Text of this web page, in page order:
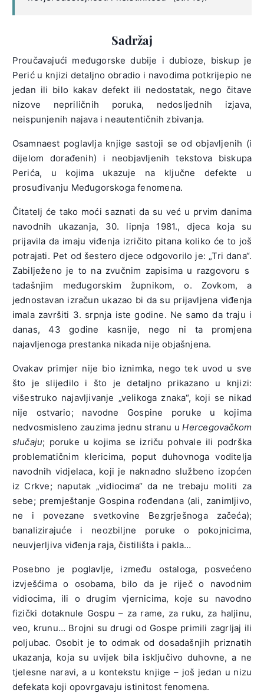
Sadržaj
Proučavajući međugorske dubije i dubioze, biskup je
Perić u knjizi detaljno obradio i navodima potkrijepio ne
jedan ili bilo kakav defekt ili nedostatak, nego čitave
nizove nepriličnih poruka, nedosljednih izjava,
neispunjenih najava i neautentičnih zbivanja.
Osamnaest poglavlja knjige sastoji se od objavljenih (i
dijelom dorađenih) i neobjavljenih tekstova biskupa
Perića, u kojima ukazuje na ključne defekte u
prosuđivanju Međugorskoga fenomena.
Čitatelj će tako moći saznati da su već u prvim danima
navodnih ukazanja, 30. lipnja 1981., djeca koja su
prijavila da imaju viđenja izričito pitana koliko će to još
potrajati. Pet od šestero djece odgovorilo je: „Tri dana“.
Zabilježeno je to na zvučnim zapisima u razgovoru s
tadašnjim međugorskim župnikom, o. Zovkom, a
jednostavan izračun ukazao bi da su prijavljena viđenja
imala završiti 3. srpnja iste godine. Ne samo da traju i
danas, 43 godine kasnije, nego ni ta promjena
najavljenoga prestanka nikada nije objašnjena.
Ovakav primjer nije bio iznimka, nego tek uvod u sve
što je slijedilo i što je detaljno prikazano u knjizi:
višestruko najavljivanje „velikoga znaka“, koji se nikad
nije ostvario; navodne Gospine poruke u kojima
nedvosmisleno zauzima jednu stranu uHercegovačkom
slučaju; poruke u kojima se izriču pohvale ili podrška
problematičnim klericima, poput duhovnoga voditelja
navodnih vidjelaca, koji je naknadno službeno izopćen
iz Crkve; naputak „vidiocima“ da ne trebaju moliti za
sebe; premještanje Gospina rođendana (ali, zanimljivo,
ne i povezane svetkovine Bezgrješnoga začeća);
banalizirajuće i neozbiljne poruke o pokojnicima,
neuvjerljiva viđenja raja, čistilišta i pakla…
Posebno je poglavlje, između ostaloga, posvećeno
izvješćima o osobama, bilo da je riječ o navodnim
vidiocima, ili o drugim vjernicima, koje su navodno
fizički dotaknule Gospu – za rame, za ruku, za haljinu,
veo, krunu… Brojni su drugi od Gospe primili zagrljaj ili
poljubac. Osobit je to odmak od dosadašnjih priznatih
ukazanja, koja su uvijek bila isključivo duhovne, a ne
tjelesne naravi, a u kontekstu knjige – još jedan u nizu
defekata koji opovrgavaju istinitost fenomena.